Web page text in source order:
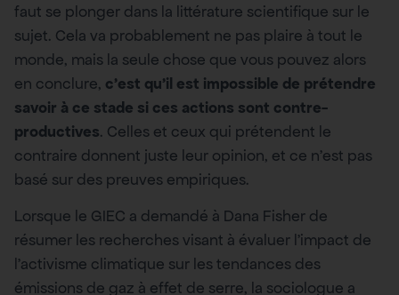
faut se plonger dans la littérature scientifique sur le
sujet. Cela va probablement ne pas plaire à tout le
monde, mais la seule chose que vous pouvez alors
en conclure, c’est qu’il est impossible de prétendre
savoir à ce stade si ces actions sont contre-
productives. Celles et ceux qui prétendent le
contraire donnent juste leur opinion, et ce n’est pas
basé sur des preuves empiriques.
Lorsque le GIEC a demandé à Dana Fisher de
résumer les recherches visant à évaluer l’impact de
l’activisme climatique sur les tendances des
émissions de gaz à effet de serre, la sociologue a